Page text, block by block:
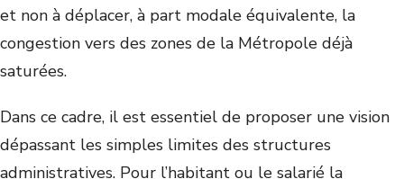
et non à déplacer, à part modale équivalente, la
congestion vers des zones de la Métropole déjà
saturées.
Dans ce cadre, il est essentiel de proposer une vision
dépassant les simples limites des structures
administratives. Pour l’habitant ou le salarié la